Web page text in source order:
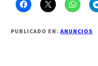
PUBLICADO EN: ANUNCIOS